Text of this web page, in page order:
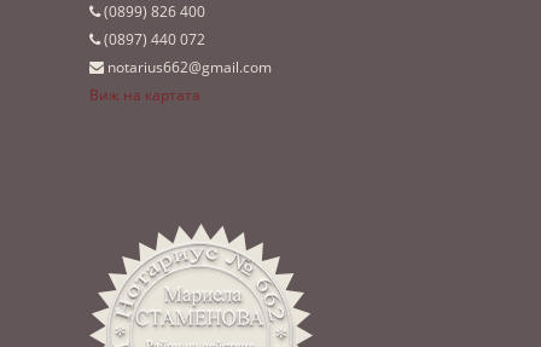
(0899)­ 826 400
(0897)­ 440 072
notarius662@gmail.com
Виж на картата